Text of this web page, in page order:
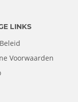
LINKS
Voorwaarden